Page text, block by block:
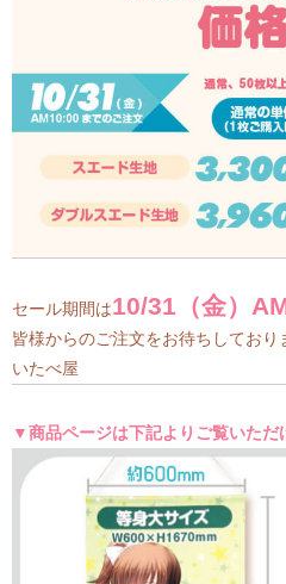
セール期間は10/31（金）
皆様からのご注文をお待ちしてお
いたべ屋
▼商品ページは下記よりご覧いただ